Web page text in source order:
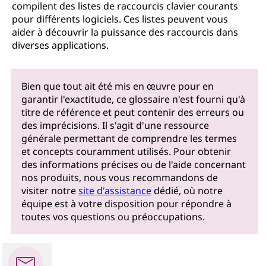
compilent des listes de raccourcis clavier courants
pour différents logiciels. Ces listes peuvent vous
aider à découvrir la puissance des raccourcis dans
diverses applications.
Bien que tout ait été mis en œuvre pour en
garantir l'exactitude, ce glossaire n'est fourni qu'à
titre de référence et peut contenir des erreurs ou
des imprécisions. Il s'agit d'une ressource
générale permettant de comprendre les termes
et concepts couramment utilisés. Pour obtenir
des informations précises ou de l'aide concernant
nos produits, nous vous recommandons de
visiter notresite d'assistancedédié, où notre
équipe est à votre disposition pour répondre à
toutes vos questions ou préoccupations.